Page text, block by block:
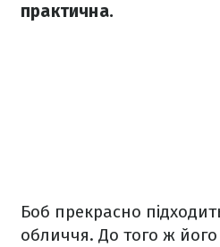
практична.
Боб прекрасно
обличчя. До того ж